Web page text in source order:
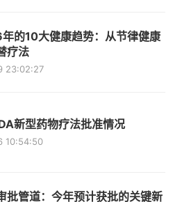
的10大健康趋势：从节律健康
疗法
23:02:27
新型药物疗法批准情况
10:54:50
批管道：今年预计获批的关键新